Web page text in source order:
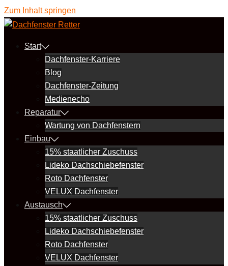
Zum Inhalt springen
Start
Dachfenster-Karriere
Blog
Dachfenster-Zeitung
Medienecho
Reparatur
Wartung von Dachfenstern
Einbau
15% staatlicher Zuschuss
Lideko Dachschiebefenster
Roto Dachfenster
VELUX Dachfenster
Austausch
15% staatlicher Zuschuss
Lideko Dachschiebefenster
Roto Dachfenster
VELUX Dachfenster